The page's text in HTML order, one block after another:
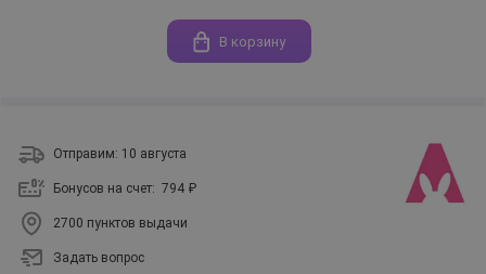
В корзину
Отправим: 10 августа
Бонусов на счет: 794 ₽
2700 пунктов выдачи
Задать вопрос